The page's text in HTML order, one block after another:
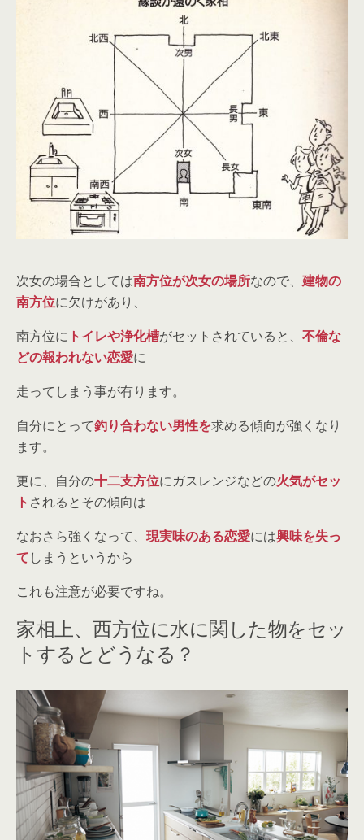
次女の場合としては南方位が次女の場所なので、 建物の
南方位に欠けがあり、
南方位に トイレや浄化槽がセットされていると、 不倫な
どの報われない恋愛に
走ってしまう事が有ります。
自分にとって釣り合わない男性を求める傾向が強くなり
ます。
更に、自分の十二支方位にガスレンジなどの火気がセッ
ト されるとその傾向は
なおさら強くなって、 現実味のある恋愛には興味を失っ
てしまうというから
これも注意が必要ですね。
家相上、西方位に水に関した物をセッ
トするとどうなる？